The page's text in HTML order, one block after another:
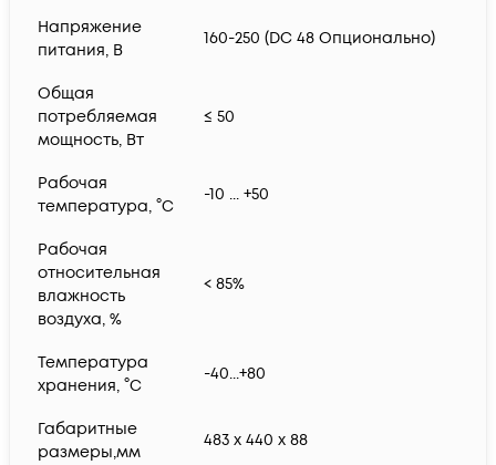
Напряжение
питания, В
160-250 (DC 48 Опционально)
Общая
потребляемая
мощность, Вт
≤ 50
Рабочая
температура, °С
-10 ... +50
Рабочая
относительная
влажность
воздуха, %
< 85%
Температура
хранения, °С
-40...+80
Габаритные
размеры,мм
483 x 440 x 88